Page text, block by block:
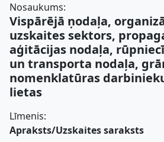
Nosaukums:
Vispārējā ņodaļa,
uzskaites sektors,
aģitācijas nodaļa,
un transporta nodaļa,
nomenklatūras
lietas
Līmenis:
Apraksts/Uzskaites saraksts